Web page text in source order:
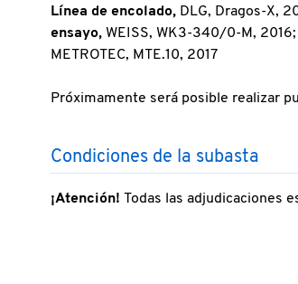
Línea de encolado, DLG, Dragos-X,
ensayo, WEISS, WK3-340/0-M, 2016;
METROTEC, MTE.10, 2017
Próximamente será posible realizar
Condiciones de la subasta
¡Atención! Todas las adjudicaciones